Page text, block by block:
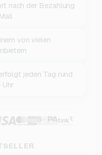
nach der Bezahlung
von vielen
jeden Tag rund
Uhr